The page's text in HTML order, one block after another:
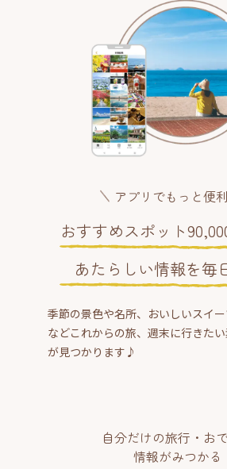
アプリでもっと便
おすすめスポット
あたらしい情報を毎
季節の景色や名所、おいしいスイ
などこれからの旅、週末に行きた
が見つかります♪
自分だけの旅行・お
情報がみつかる